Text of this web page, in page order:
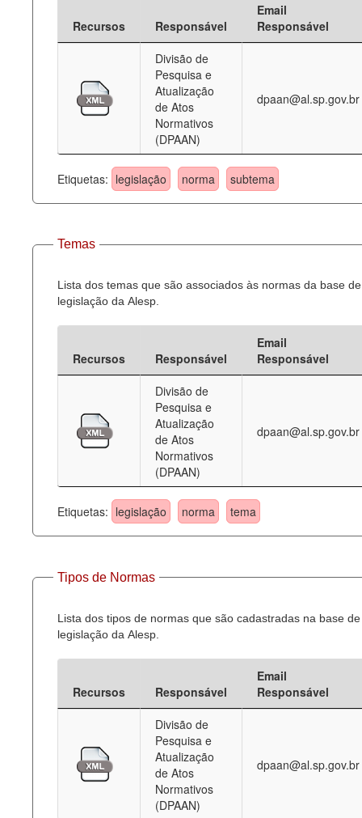
Recursos Responsável
Email
Responsável
Divisão de
Pesquisa e
Atualização
de Atos
Normativos
(DPAAN)
dpaan@al.sp.gov.br
Etiquetas: legislação norma subtema
Temas
Lista dos temas que são associados às normas da base de
legislação da Alesp.
Recursos Responsável
Email
Responsável
Divisão de
Pesquisa e
Atualização
de Atos
Normativos
(DPAAN)
dpaan@al.sp.gov.br
Etiquetas: legislação norma tema
Tipos de Normas
Lista dos tipos de normas que são cadastradas na base de
legislação da Alesp.
Recursos Responsável
Email
Responsável
Divisão de
Pesquisa e
Atualização
de Atos
Normativos
(DPAAN)
dpaan@al.sp.gov.br